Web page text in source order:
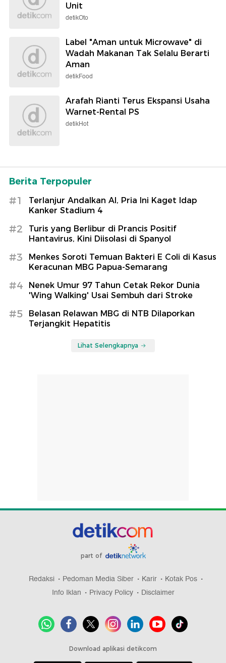
Unit
detikOto
Label "Aman untuk Microwave" di
Wadah Makanan Tak Selalu Berarti
Aman
detikFood
Arafah Rianti Terus Ekspansi Usaha
Warnet-Rental PS
detikHot
Berita Terpopuler
#1
Terlanjur Andalkan AI, Pria Ini Kaget Idap
Kanker Stadium 4
#2
Turis yang Berlibur di Prancis Positif
Hantavirus, Kini Diisolasi di Spanyol
#3
Menkes Soroti Temuan Bakteri E Coli di Kasus
Keracunan MBG Papua-Semarang
#4
Nenek Umur 97 Tahun Cetak Rekor Dunia
'Wing Walking' Usai Sembuh dari Stroke
#5
Belasan Relawan MBG di NTB Dilaporkan
Terjangkit Hepatitis
Lihat Selengkapnya
part of
Redaksi Pedoman Media Siber Karir
Kotak Pos
Info Iklan
Privacy Policy Disclaimer
Download aplikasi detikcom